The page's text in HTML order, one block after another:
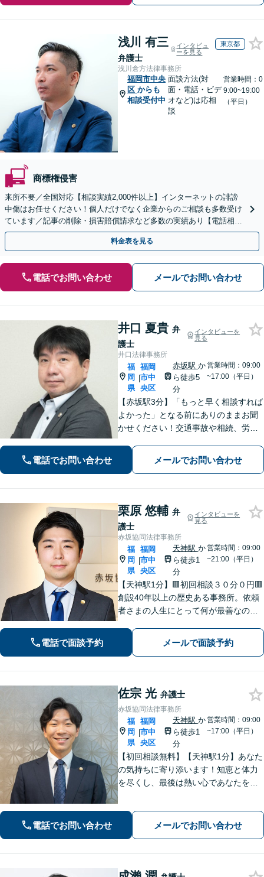
浅川 有三
弁護士
インタビュ
ーを見る
東京都
浅川倉方法律事務所
福岡市中央
区 からも
相談受付中
面談方法(対
面・電話・ビデ
オなど)は応相
談
営業時間：0
9:00~19:00
（平日）
商標権侵害
来所不要／全国対応【相談実績2,000件以上】インターネットの誹謗
中傷はお任せください！個人だけでなく企業からのご相談も多数受け
ています／記事の削除・損害賠償請求など多数の実績あり【電話相談
可】【初回相談無料】【夜間休日面談可】
料金表を見る
電話でお問い合わせ メールでお問い合わせ
井口 夏貴 弁
護士
インタビューを
見る
井口法律事務所
福
岡
県
|
福岡
市中
央区
赤坂駅 か
ら徒歩5
分
営業時間：09:00
~17:00（平日）
【赤坂駅3分】「もっと早く相談すれば
よかった」となる前にありのままお聞
かせください！交通事故や相続、労
寄り添い、納得して次の一歩を踏み出
せるよう全力でサポートします【夜
電話でお問い合わせ メールでお問い合わせ
栗原 悠輔 弁
護士
インタビューを
見る
赤坂協同法律事務所
福
岡
県
|
福岡
市中
央区
天神駅 か
ら徒歩1
分
営業時間：09:00
~21:00（平日）
【天神駅1分】🟥初回相談３０分０円🟥
創設40年以上の歴史ある事務所。依頼
者さまの人生にとって何が最善なのか
す。丁寧なサポート＆暖かみのある誠
実な対応を心がけております！【夜
電話で面談予約 メールで面談予約
佐宗 光 弁護士
赤坂協同法律事務所
福
岡
県
|
福岡
市中
央区
天神駅 か
ら徒歩1
分
営業時間：09:00
~17:00（平日）
【初回相談無料】【天神駅1分】あなた
の気持ちに寄り添います！知恵と体力
を尽くし、最後は熱い心であなたをサ
雑談感覚で気軽にご相談ください。
【夜間・休日相談可】
電話でお問い合わせ メールでお問い合わせ